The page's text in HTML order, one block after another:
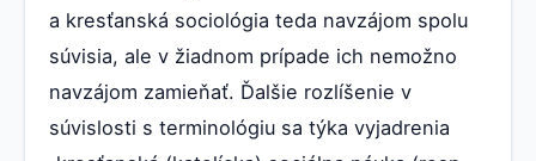
a kresťanská sociológia teda navzájom spolu
súvisia, ale v žiadnom prípade ich nemožno
navzájom zamieňať. Ďalšie rozlíšenie v
súvislosti s terminológiu sa týka vyjadrenia